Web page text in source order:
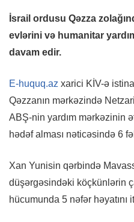
İsrail ordusu Qəzza
evlərini və humanitar
davam edir.
E-huquq.az xarici KİV-ə
Qəzzanın mərkəzində
ABŞ-nin yardım mərkəzinin
hədəf alması nəticəsində 6
Xan Yunisin qərbində
düşərgəsindəki köçkünlərin
hücumunda 5 nəfər həyatını